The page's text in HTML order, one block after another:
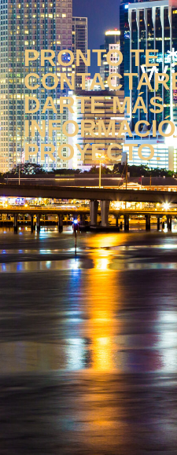
PRONTO TE
DARTE MÁS
PROYECTO.